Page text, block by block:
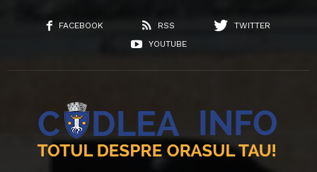
FACEBOOK RSS
TWITTER
YOUTUBE